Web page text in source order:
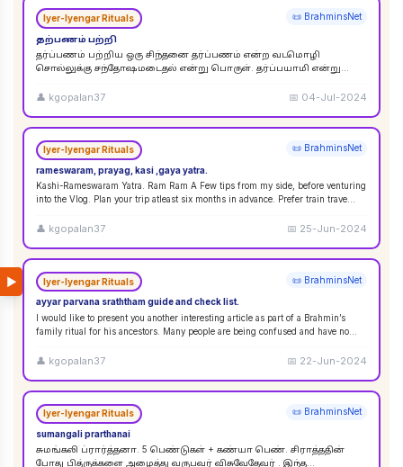
▶
Iyer-Iyengar Rituals 📜 BrahminsNet
தற்பணம் பற்றி
தர்ப்பணம் பற்றிய ஒரு சிந்தனை தர்ப்பணம் என்ற வடமொழி
சொல்லுக்கு சந்தோஷமடைதல் என்று பொருள். தர்ப்பயாமி என்று
கொள்ளலாம்...
👤 kgopalan37 📅 04-Jul-2024
Iyer-Iyengar Rituals 📜 BrahminsNet
rameswaram, prayag, kasi ,gaya yatra.
Kashi-Rameswaram Yatra. Ram Ram A Few tips from my side, before venturing
into the Vlog. Plan your trip atleast six months in advance. Prefer train trave...
👤 kgopalan37 📅 25-Jun-2024
Iyer-Iyengar Rituals 📜 BrahminsNet
ayyar parvana sraththam guide and check list.
I would like to present you another interesting article as part of a Brahmin’s
family ritual for his ancestors. Many people are being confused and have no
👤 kgopalan37 📅 22-Jun-2024
Iyer-Iyengar Rituals 📜 BrahminsNet
sumangali prarthanai
சுமங்கலி ப்ரார்த்தனா. 5 பெண்டுகள் + கண்யா பெண். சிராத்ததின்
போது பித்ருக்களை அழைத்து வருபவர் விசுவேதேவர் . இந்த